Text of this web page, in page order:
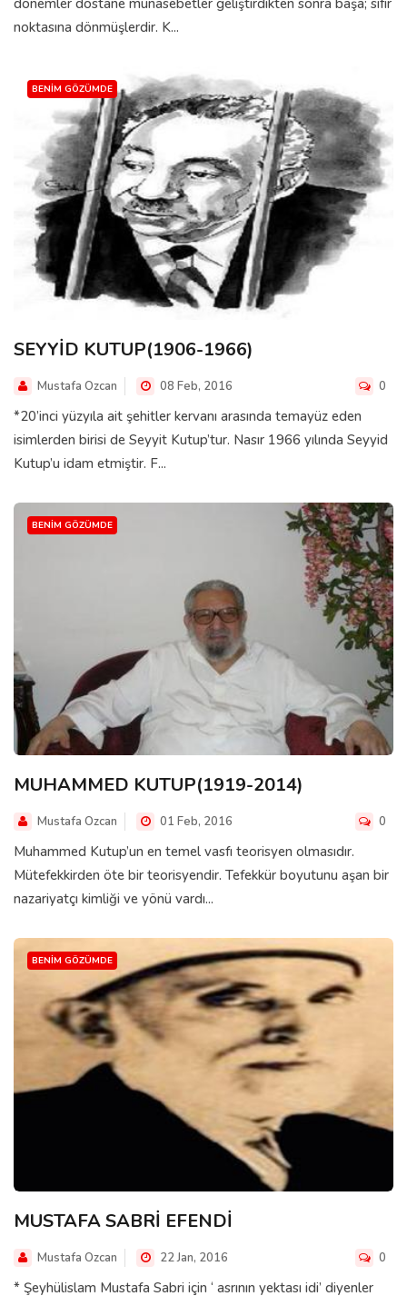
noktasına dönmüşlerdir. K...
BENIM GÖZÜMDE
SEYYİD KUTUP(1906-1966)
Mustafa Ozcan 08 Feb, 2016 0
*20’inci yüzyıla ait şehitler kervanı arasında temayüz eden
isimlerden birisi de Seyyit Kutup’tur. Nasır 1966 yılında Seyyid
Kutup’u idam etmiştir. F...
BENIM GÖZÜMDE
MUHAMMED KUTUP(1919-2014)
Mustafa Ozcan 01 Feb, 2016 0
Muhammed Kutup’un en temel vasfı teorisyen olmasıdır.
Mütefekkirden öte bir teorisyendir. Tefekkür boyutunu aşan bir
nazariyatçı kimliği ve yönü vardı...
BENIM GÖZÜMDE
MUSTAFA SABRİ EFENDİ
Mustafa Ozcan 22 Jan, 2016 0
* Şeyhülislam Mustafa Sabri için ‘ asrının yektası idi’ diyenler